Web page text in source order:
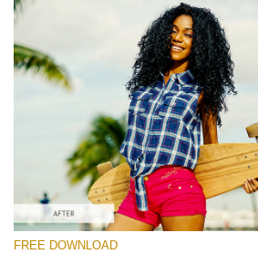
(30 Lr Presets)
Matte Complete
(130 Lr Presets)
Free download
FREE DOWNLOAD